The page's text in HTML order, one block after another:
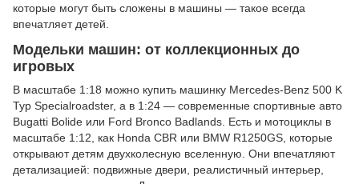
которые могут быть сложены в машины — такое всегда
впечатляет детей.
Модельки машин: от коллекционных до
игровых
В масштабе 1:18 можно купить машинку Mercedes-Benz 500 K
Typ Specialroadster, а в 1:24 — современные спортивные авто
Bugatti Bolide или Ford Bronco Badlands. Есть и мотоциклы в
масштабе 1:12, как Honda CBR или BMW R1250GS, которые
открывают детям двухколесную вселенную. Они впечатляют
детализацией: подвижные двери, реалистичный интерьер,